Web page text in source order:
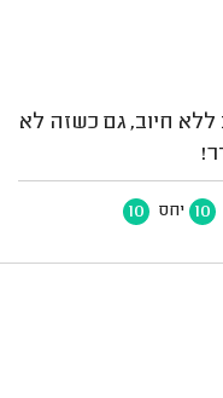
ללא חיוב, גם כשזה לא
10 יחס 10